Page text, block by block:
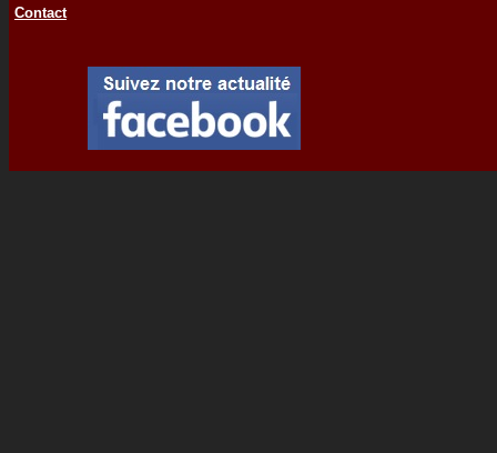
Contact